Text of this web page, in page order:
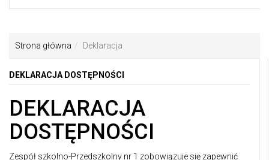
Strona główna Deklaracja
DEKLARACJA DOSTĘPNOŚCI
DEKLARACJA
DOSTĘPNOŚCI
Zespół szkolno-Przedszkolny nr 1 zobowiązuje się zapewnić